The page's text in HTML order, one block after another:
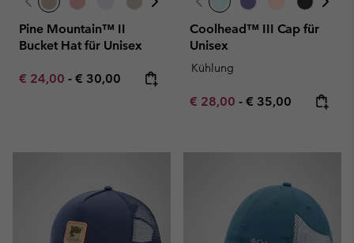
Pine Mountain™ II
Bucket Hat für Unisex
Minimum sale price:
€ 24,00 - Maximum price:
€ 30,00
Coolhead™ III Cap für
Unisex
Kühlung
Minimum sale price:
€ 28,00 - Maximum price:
€ 35,00